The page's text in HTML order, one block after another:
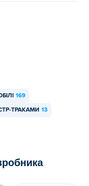
169
ТРАКАМИ 13